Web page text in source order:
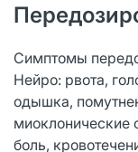
Симптомы
Нейро: рвота,
одышка,
миоклонические
боль,